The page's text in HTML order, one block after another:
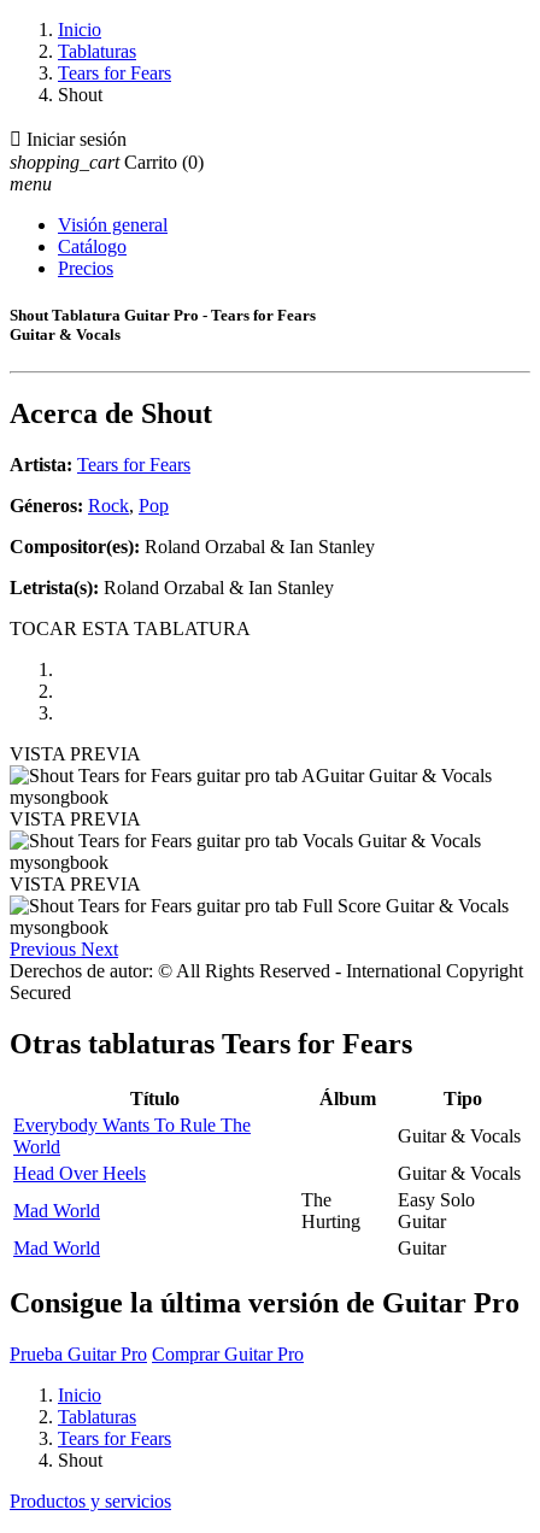
Inicio
Tablaturas
Tears for Fears
Shout
 Iniciar sesión
shopping_cart Carrito (0)
menu
Visión general
Catálogo
Precios
Shout Tablatura Guitar Pro - Tears for Fears
Guitar & Vocals
Acerca de Shout
Artista: Tears for Fears
Géneros: Rock, Pop
Compositor(es): Roland Orzabal & Ian Stanley
Letrista(s): Roland Orzabal & Ian Stanley
TOCAR ESTA TABLATURA
VISTA PREVIA
VISTA PREVIA
VISTA PREVIA
Previous Next
Derechos de autor: © All Rights Reserved - International Copyright
Secured
Otras tablaturas Tears for Fears
Título Álbum
Tipo
Everybody Wants To Rule The
World
Guitar & Vocals
Head Over Heels
Guitar & Vocals
Mad World
The
Hurting
Easy Solo
Guitar
Mad World
Guitar
Consigue la última versión de Guitar Pro
Prueba Guitar Pro Comprar Guitar Pro
Inicio
Tablaturas
Tears for Fears
Shout
Productos y servicios